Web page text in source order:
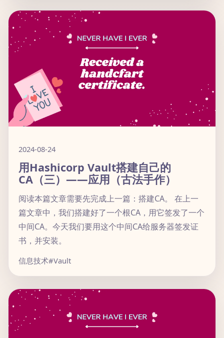
2024-08-24
用Hashicorp Vault搭建自己的
CA（三）——应用（古法手作）
阅读本篇文章需要先完成上一篇：搭建CA。 在上一
篇文章中，我们搭建好了一个根CA，用它签发了一个
中间CA。今天我们要用这个中间CA给服务器签发证
书，并安装。
信息技术#Vault